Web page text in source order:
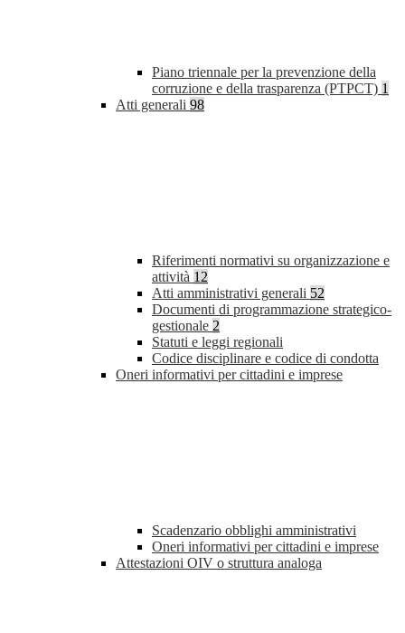
Piano triennale per la prevenzione della
corruzione e della trasparenza (PTPCT) 1
Atti generali 98
Riferimenti normativi su organizzazione e
attività 12
Atti amministrativi generali 52
Documenti di programmazione strategico-
gestionale 2
Statuti e leggi regionali
Codice disciplinare e codice di condotta
Oneri informativi per cittadini e imprese
Scadenzario obblighi amministrativi
Oneri informativi per cittadini e imprese
Attestazioni OIV o struttura analoga